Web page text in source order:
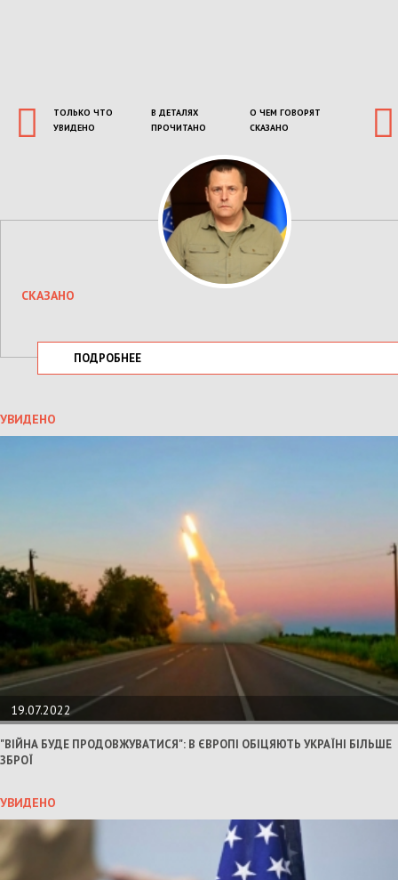
СКАЗАНО
ПОДРОБНЕЕ
УВИДЕНО
19.07.2022
"ВІЙНА БУДЕ ПРОДОВЖУВАТИСЯ": В ЄВРОПІ ОБІЦЯЮТЬ УКРАЇНІ БІЛЬШЕ
ЗБРОЇ
УВИДЕНО
ТОЛЬКО ЧТО В ДЕТАЛЯХ
О ЧЕМ ГОВОРЯТ
УВИДЕНО
ПРОЧИТАНО СКАЗАНО